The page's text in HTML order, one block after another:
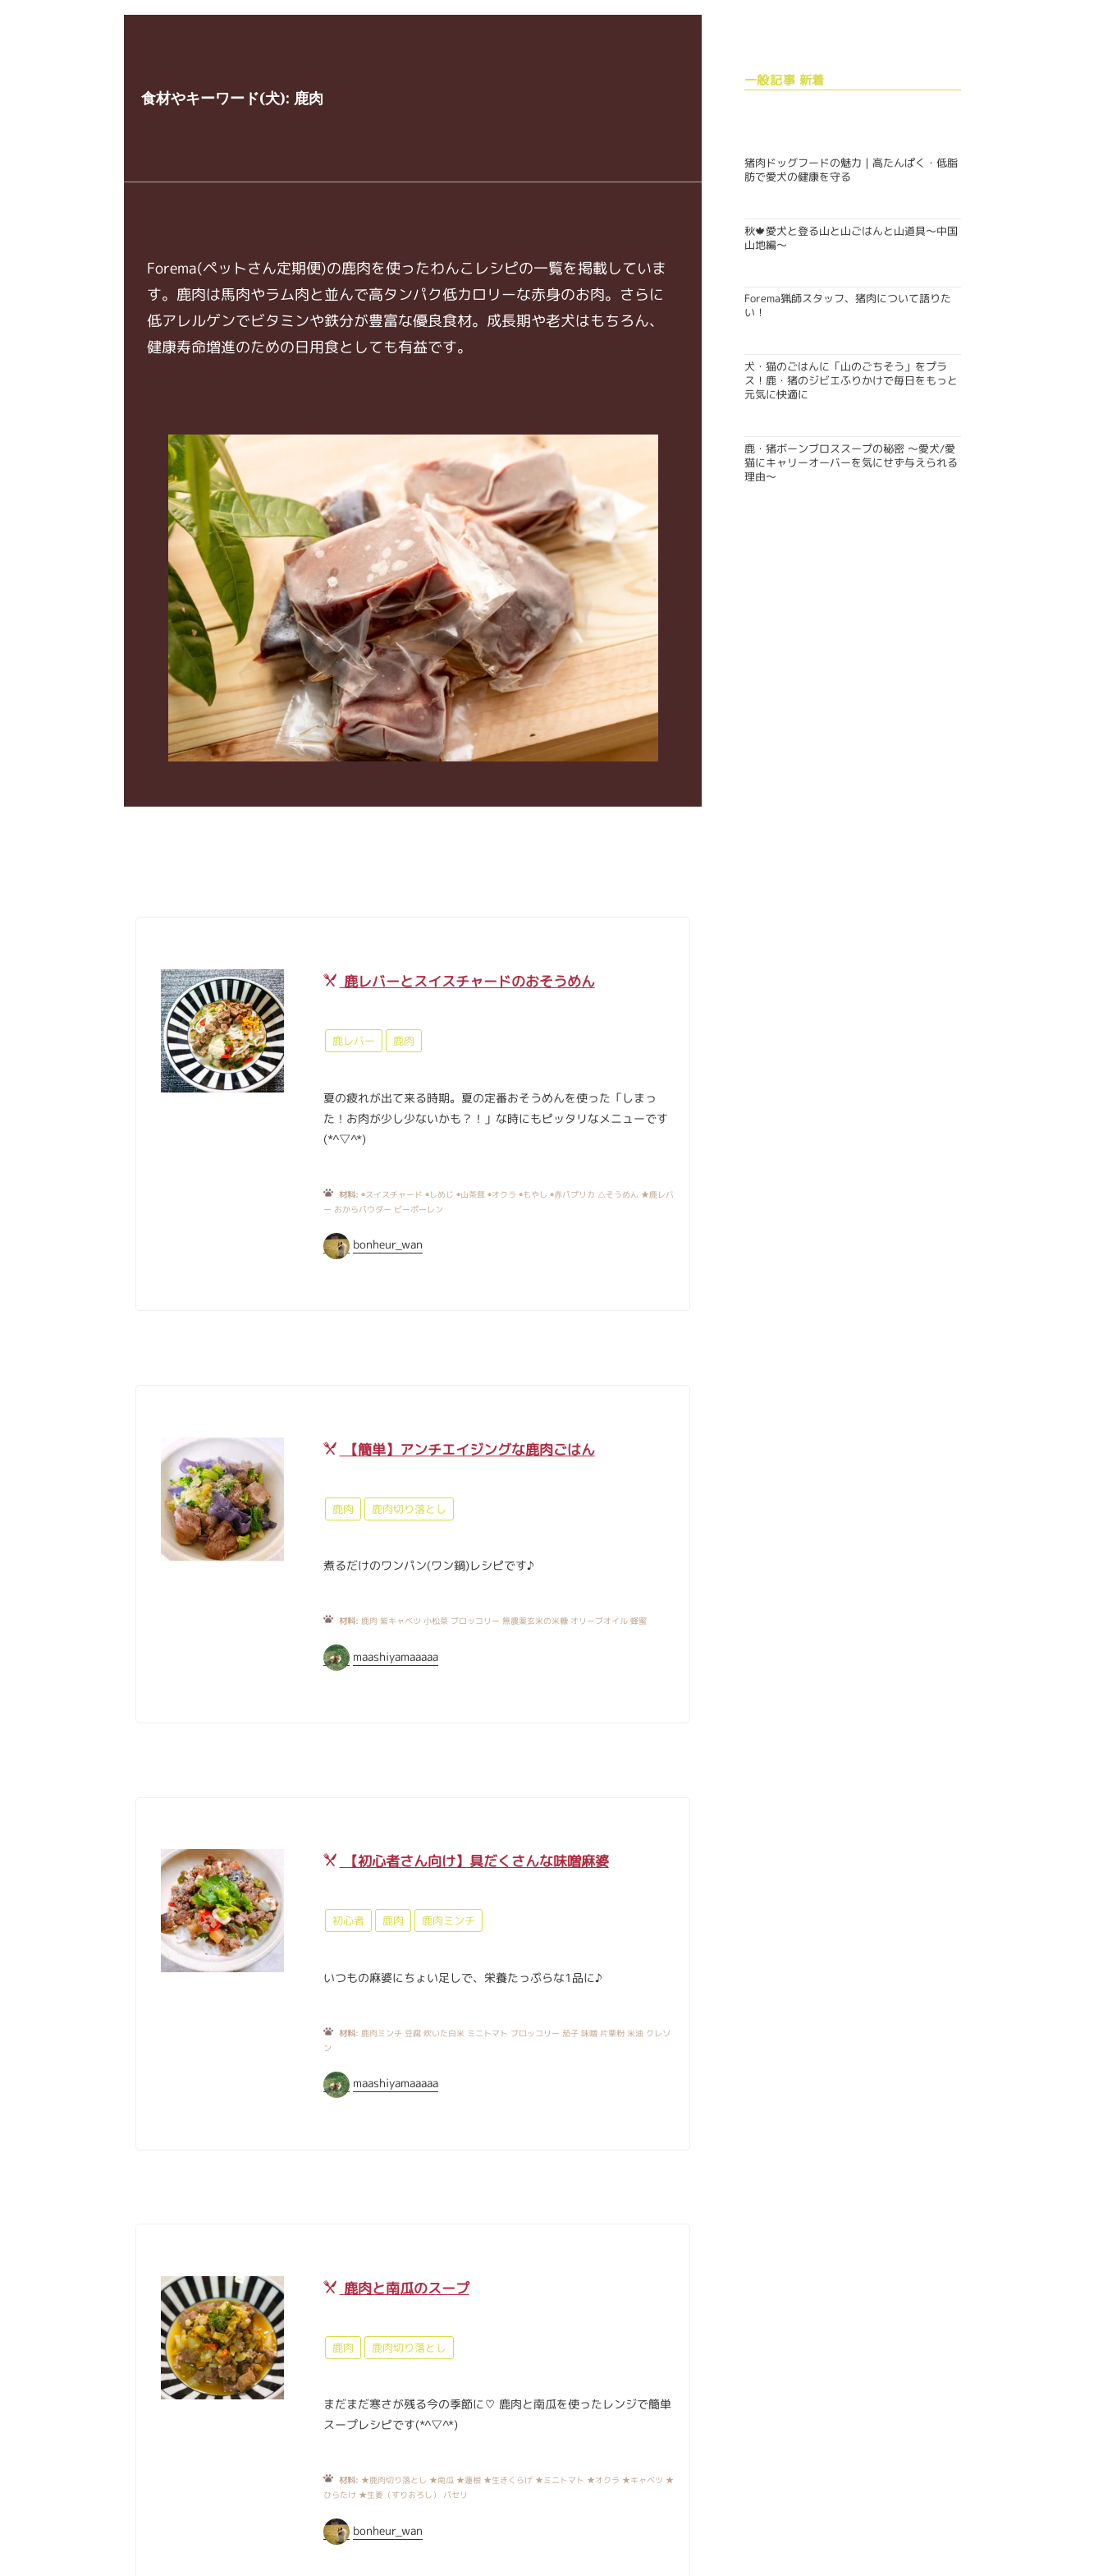
食材やキーワード(犬): 鹿肉
Forema(ペットさん定期便)の鹿肉を使ったわんこレシピの一覧を掲載していま
す。鹿肉は馬肉やラム肉と並んで高タンパク低カロリーな赤身のお肉。さらに
低アレルゲンでビタミンや鉄分が豊富な優良食材。成長期や老犬はもちろん、
健康寿命増進のための日用食としても有益です。
鹿レバーとスイスチャードのおそうめん
鹿レバー 鹿肉
夏の疲れが出て来る時期。夏の定番おそうめんを使った「しまっ
た！お肉が少し少ないかも？！」な時にもピッタリなメニューです
(*^▽^*)
材料: ◉スイスチャード ◉しめじ ◉山茶茸 ◉オクラ ◉もやし ◉赤パプリカ △そうめん ★鹿レバ
ー おからパウダー ビーポーレン
bonheur_wan
【簡単】アンチエイジングな鹿肉ごはん
鹿肉 鹿肉切り落とし
煮るだけのワンパン(ワン鍋)レシピです♪
材料: 鹿肉 紫キャベツ 小松菜 ブロッコリー 無農薬玄米の米糠 オリーブオイル 蜂蜜
maashiyamaaaaa
【初心者さん向け】具だくさんな味噌麻婆
初心者 鹿肉 鹿肉ミンチ
いつもの麻婆にちょい足しで、栄養たっぷらな1品に♪
材料: 鹿肉ミンチ 豆腐 炊いた白米 ミニトマト ブロッコリー 茄子 味噌 片栗粉 米油 クレソ
ン
maashiyamaaaaa
鹿肉と南瓜のスープ
鹿肉 鹿肉切り落とし
まだまだ寒さが残る今の季節に♡ 鹿肉と南瓜を使ったレンジで簡単
スープレシピです(*^▽^*)
材料: ★鹿肉切り落とし ★南瓜 ★蓮根 ★生きくらげ ★ミニトマト ★オクラ ★キャベツ ★
ひらたけ ★生姜（すりおろし） パセリ
bonheur_wan
一般記事 新着
猪肉ドッグフードの魅力｜高たんぱく・低脂
肪で愛犬の健康を守る
秋🍁愛犬と登る山と山ごはんと山道具〜中国
山地編〜
Forema猟師スタッフ、猪肉について語りた
い！
犬・猫のごはんに「山のごちそう」をプラ
ス！鹿・猪のジビエふりかけで毎日をもっと
元気に快適に
鹿・猪ボーンブロススープの秘密 〜愛犬/愛
猫にキャリーオーバーを気にせず与えられる
理由〜